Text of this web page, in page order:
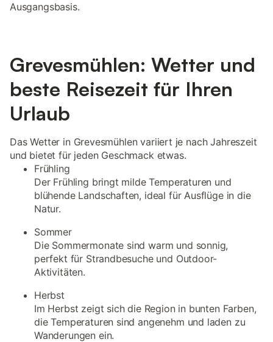
Ausgangsbasis.
Grevesmühlen: Wetter und
beste Reisezeit für Ihren
Urlaub
Das Wetter in Grevesmühlen variiert je nach Jahreszeit
und bietet für jeden Geschmack etwas.
Frühling
Der Frühling bringt milde Temperaturen und
blühende Landschaften, ideal für Ausflüge in die
Natur.
Sommer
Die Sommermonate sind warm und sonnig,
perfekt für Strandbesuche und Outdoor-
Aktivitäten.
Herbst
Im Herbst zeigt sich die Region in bunten Farben,
die Temperaturen sind angenehm und laden zu
Wanderungen ein.